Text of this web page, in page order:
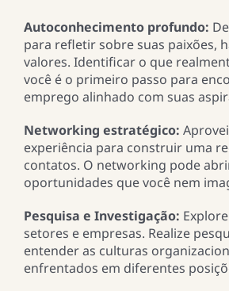
Autoconhecimento profundo:
para refletir sobre suas paixões,
valores. Identificar o que
você é o primeiro passo para
emprego alinhado com suas
Networking estratégico:
experiência para construir uma
contatos. O networking pode
oportunidades que você nem
Pesquisa e Investigação:
setores e empresas. Realize
entender as culturas
enfrentados em diferentes